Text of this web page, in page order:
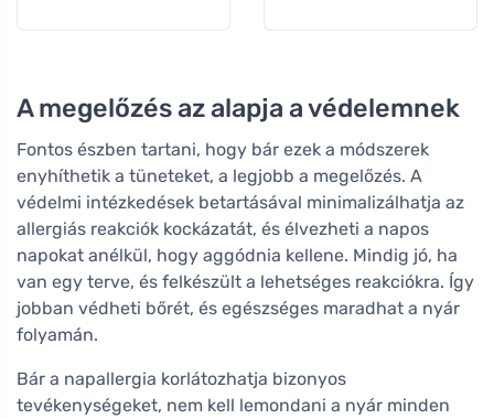
A megelőzés az alapja a védelemnek
Fontos észben tartani, hogy bár ezek a módszerek
enyhíthetik a tüneteket, a legjobb a megelőzés. A
védelmi intézkedések betartásával minimalizálhatja az
allergiás reakciók kockázatát, és élvezheti a napos
napokat anélkül, hogy aggódnia kellene. Mindig jó, ha
van egy terve, és felkészült a lehetséges reakciókra. Így
jobban védheti bőrét, és egészséges maradhat a nyár
folyamán.
Bár a napallergia korlátozhatja bizonyos
tevékenységeket, nem kell lemondani a nyár minden